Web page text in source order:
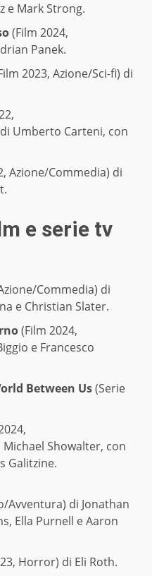
e Mark Strong.
(Film 2024,
Panek.
2023, Azione/Sci-fi) di
Umberto Carteni, con
Azione/Commedia) di
e serie tv
Commedia) di
e Christian Slater.
(Film 2024,
e Francesco
Between Us(Serie
Showalter, con
Galitzine.
Avventura) di Jonathan
Ella Purnell e Aaron
Horror) di Eli Roth.